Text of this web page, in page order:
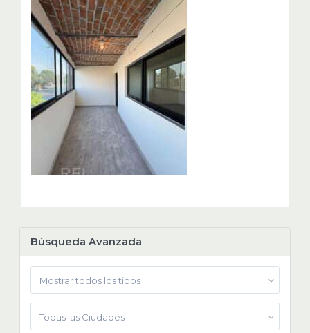
Búsqueda Avanzada
Mostrar todos los tipos
Todas las Ciudades